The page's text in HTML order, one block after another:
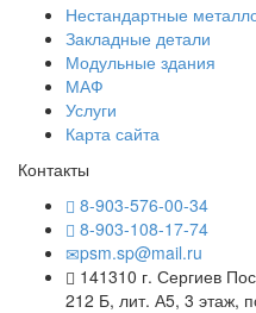
Нестандартные
Закладные детали
Модульные здания
МАФ
Услуги
Карта сайта
Контакты
8-903-576-00-34
8-903-108-17-74
psm.sp@mail.ru
141310 г. Сергиев
212 Б, лит. А5, 3 этаж,